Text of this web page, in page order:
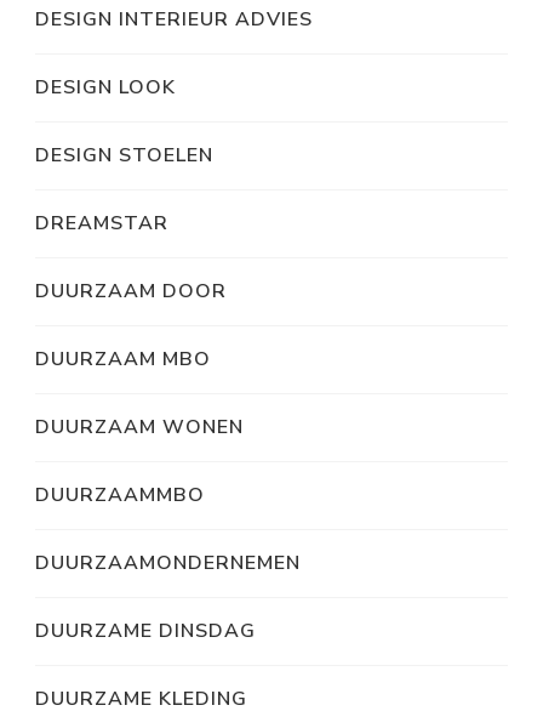
DESIGN INTERIEUR ADVIES
DESIGN LOOK
DESIGN STOELEN
DREAMSTAR
DUURZAAM DOOR
DUURZAAM MBO
DUURZAAM WONEN
DUURZAAMMBO
DUURZAAMONDERNEMEN
DUURZAME DINSDAG
DUURZAME KLEDING